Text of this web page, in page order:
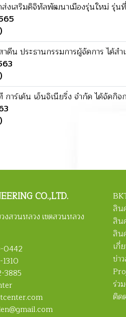
ส่งเสริมดิจิทัลพัฒนาเมืองรุ่นใหม่ รุ่น
น ประธานกรรมการผู้จัดการ ได้ส
การ์เด้น เอ็นจิเนียริ่ง จำกัด ได้จัดกิ
CO.,LTD.
สวนหลวง เขตสวนหลวง
3885
สิน
สิน
สิน
เกี่
ข่า
ร่ว
ติด